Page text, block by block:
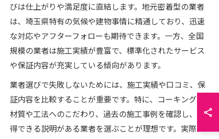
びは仕上がりや満足度に直結します。地元密着型の業者
は、埼玉県特有の気候や建物事情に精通しており、迅速
な対応やアフターフォローも期待できます。一方、全国
規模の業者は施工実績が豊富で、標準化されたサービス
や保証内容が充実している傾向があります。
業者選びで失敗しないためには、施工実績や口コミ、保
証内容を比較することが重要です。特に、コーキングの
材質や工法へのこだわり、過去の施工事例を確認し、納
得できる説明がある業者を選ぶことが理想です。実際に